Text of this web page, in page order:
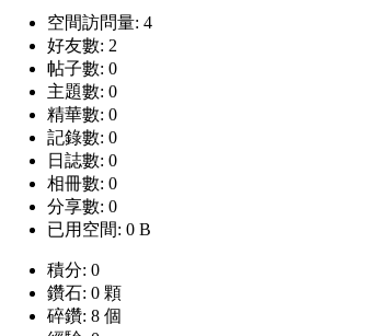
空間訪問量: 4
好友數: 2
帖子數: 0
主題數: 0
精華數: 0
記錄數: 0
日誌數: 0
相冊數: 0
分享數: 0
已用空間: 0 B
積分: 0
鑽石: 0 顆
碎鑽: 8 個